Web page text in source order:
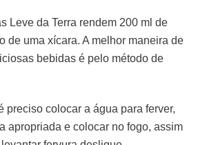
Leve da Terra rendem 200 ml de
de uma xícara. A melhor maneira de
bebidas é pelo método de
preciso colocar a água para ferver,
apropriada e colocar no fogo, assim